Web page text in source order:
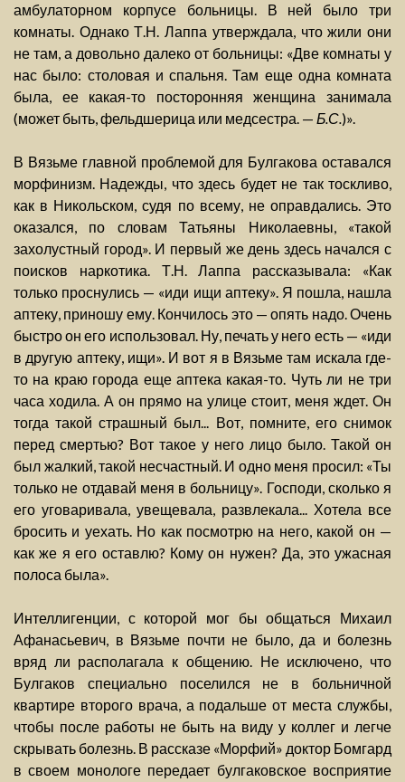
амбулаторном корпусе больницы. В ней было три
комнаты. Однако Т.Н. Лаппа утверждала, что жили они
не там, а довольно далеко от больницы: «Две комнаты у
нас было: столовая и спальня. Там еще одна комната
была, ее какая-то посторонняя женщина занимала
(может быть, фельдшерица или медсестра. — Б.С.)».
В Вязьме главной проблемой для Булгакова оставался
морфинизм. Надежды, что здесь будет не так тоскливо,
как в Никольском, судя по всему, не оправдались. Это
оказался, по словам Татьяны Николаевны, «такой
захолустный город». И первый же день здесь начался с
поисков наркотика. Т.Н. Лаппа рассказывала: «Как
только проснулись — «иди ищи аптеку». Я пошла, нашла
аптеку, приношу ему. Кончилось это — опять надо. Очень
быстро он его использовал. Ну, печать у него есть — «иди
в другую аптеку, ищи». И вот я в Вязьме там искала где-
то на краю города еще аптека какая-то. Чуть ли не три
часа ходила. А он прямо на улице стоит, меня ждет. Он
тогда такой страшный был... Вот, помните, его снимок
перед смертью? Вот такое у него лицо было. Такой он
был жалкий, такой несчастный. И одно меня просил: «Ты
только не отдавай меня в больницу». Господи, сколько я
его уговаривала, увещевала, развлекала... Хотела все
бросить и уехать. Но как посмотрю на него, какой он —
как же я его оставлю? Кому он нужен? Да, это ужасная
полоса была».
Интеллигенции, с которой мог бы общаться Михаил
Афанасьевич, в Вязьме почти не было, да и болезнь
вряд ли располагала к общению. Не исключено, что
Булгаков специально поселился не в больничной
квартире второго врача, а подальше от места службы,
чтобы после работы не быть на виду у коллег и легче
скрывать болезнь. В рассказе «Морфий» доктор Бомгард
в своем монологе передает булгаковское восприятие